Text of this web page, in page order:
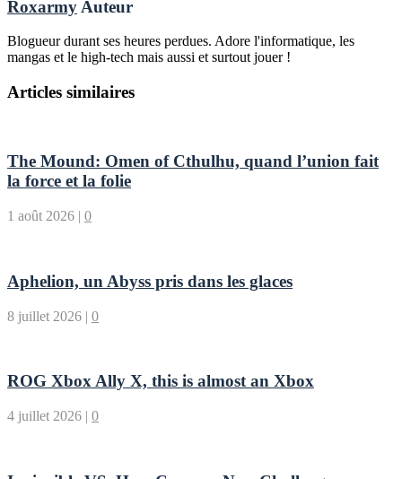
Roxarmy Auteur
Blogueur durant ses heures perdues. Adore l'informatique, les
mangas et le high-tech mais aussi et surtout jouer !
Articles similaires
The Mound: Omen of Cthulhu, quand l’union fait
la force et la folie
1 août 2026 | 0
Aphelion, un Abyss pris dans les glaces
8 juillet 2026 | 0
ROG Xbox Ally X, this is almost an Xbox
4 juillet 2026 | 0